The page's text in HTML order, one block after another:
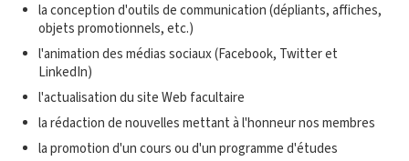
la conception d'outils de communication (dépliants, affiches,
objets promotionnels, etc.)
l'animation des médias sociaux (Facebook, Twitter et
LinkedIn)
l'actualisation du site Web facultaire
la rédaction de nouvelles mettant à l'honneur nos membres
la promotion d'un cours ou d'un programme d'études